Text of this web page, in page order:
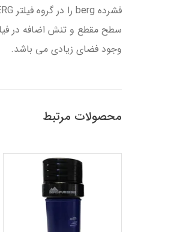
وجود فضای زیادی می باشد.
محصولات مرتبط